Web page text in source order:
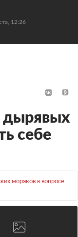
12:26
дырявых
себе
моряков в вопросе